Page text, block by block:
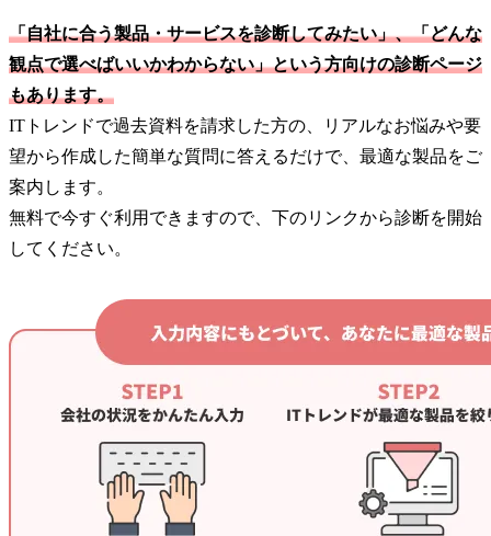
「自社に合う製品・サービスを診断してみたい」、「どんな
観点で選べばいいかわからない」という方向けの診断ページ
もあります。
ITトレンドで過去資料を請求した方の、リアルなお悩みや要
望から作成した簡単な質問に答えるだけで、最適な製品をご
案内します。
無料で今すぐ利用できますので、下のリンクから診断を開始
してください。